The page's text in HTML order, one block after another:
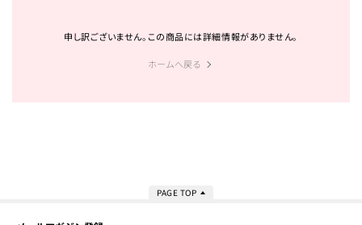
申し訳ございません。この商品には詳細情報がありません。
ホームへ戻る
PAGE TOP